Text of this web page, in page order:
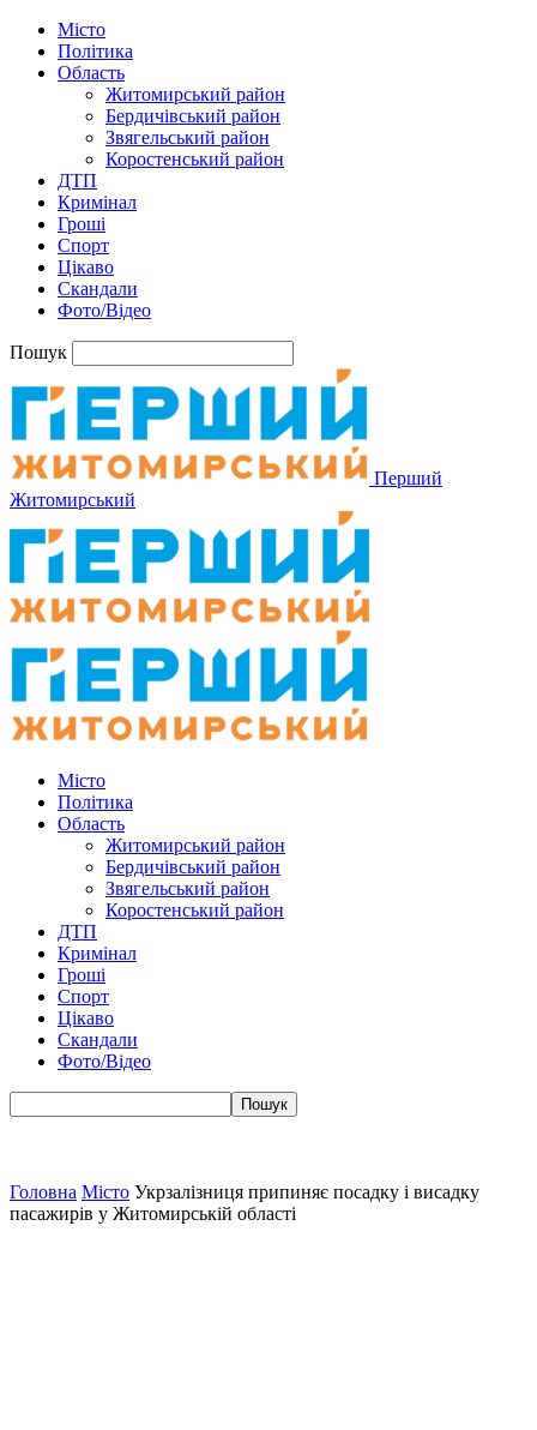
Місто
Політика
Область
Житомирський район
Бердичівський район
Звягельський район
Коростенський район
ДТП
Кримінал
Гроші
Спорт
Цікаво
Скандали
Фото/Відео
Пошук
Перший
Житомирський
Місто
Політика
Область
Житомирський район
Бердичівський район
Звягельський район
Коростенський район
ДТП
Кримінал
Гроші
Спорт
Цікаво
Скандали
Фото/Відео
Головна Місто Укрзалізниця припиняє посадку і висадку
пасажирів у Житомирській області